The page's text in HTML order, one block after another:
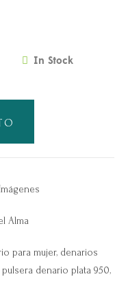
In Stock
Alma
para mujer, denarios
pulsera denario plata 950,